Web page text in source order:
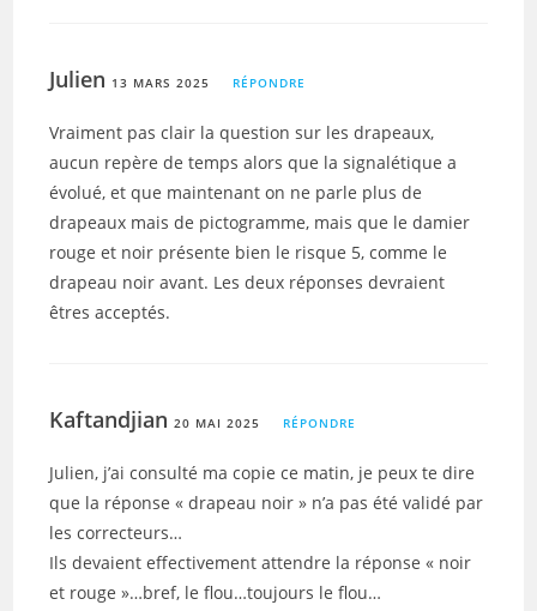
Julien 13 MARS 2025 RÉPONDRE
Vraiment pas clair la question sur les drapeaux,
aucun repère de temps alors que la signalétique a
évolué, et que maintenant on ne parle plus de
drapeaux mais de pictogramme, mais que le damier
rouge et noir présente bien le risque 5, comme le
drapeau noir avant. Les deux réponses devraient
êtres acceptés.
Kaftandjian20 MAI 2025 RÉPONDRE
Julien, j’ai consulté ma copie ce matin, je peux te dire
que la réponse « drapeau noir » n’a pas été validé par
les correcteurs…
Ils devaient effectivement attendre la réponse « noir
et rouge »…bref, le flou…toujours le flou…